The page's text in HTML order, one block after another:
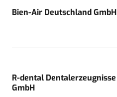
Bien-Air Deutschland GmbH
R-dental Dentalerzeugnisse
GmbH